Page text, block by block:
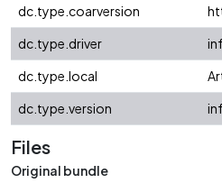
dc.type.coarversion
dc.type.driver
dc.type.local
dc.type.version
Files
Original bundle